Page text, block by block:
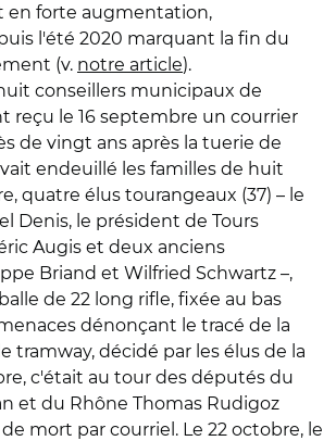
en forte augmentation,
l'été 2020 marquant la fin du
(v. notre article).
conseillers municipaux de
reçu le 16 septembre un courrier
de vingt ans après la tuerie de
endeuillé les familles de huit
quatre élus tourangeaux (37) – le
Denis, le président de Tours
Augis et deux anciens
Briand et Wilfried Schwartz –,
de 22 long rifle, fixée au bas
dénonçant le tracé de la
tramway, décidé par les élus de la
c'était au tour des députés du
et du Rhône Thomas Rudigoz
mort par courriel. Le 22 octobre, le